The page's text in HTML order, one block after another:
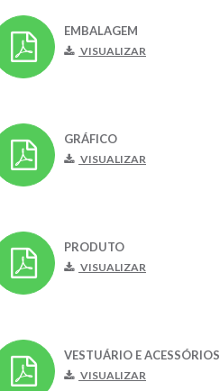
EMBALAGEM
VISUALIZAR
GRÁFICO
VISUALIZAR
PRODUTO
VISUALIZAR
VESTUÁRIO E ACESSÓRIOS
VISUALIZAR